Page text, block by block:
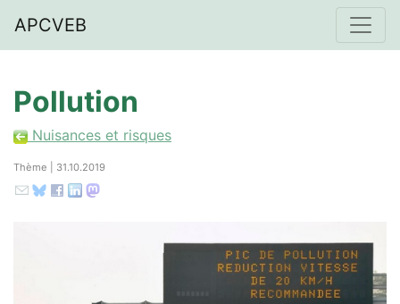
APCVEB
Pollution
Nuisances et risques
Thème | 31.10.2019